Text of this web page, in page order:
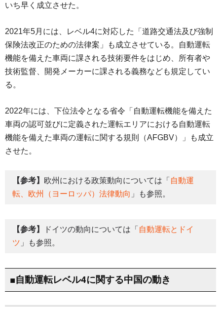
いち早く成立させた。
2021年5月には、レベル4に対応した「道路交通法及び強制
保険法改正のための法律案」も成立させている。自動運転
機能を備えた車両に課される技術要件をはじめ、所有者や
技術監督、開発メーカーに課される義務なども規定してい
る。
2022年には、下位法令となる省令「自動運転機能を備えた
車両の認可並びに定義された運転エリアにおける自動運転
機能を備えた車両の運転に関する規則（AFGBV）」も成立
させた。
【参考】 欧州における政策動向については「 自動運
転、欧州（ヨーロッパ）法律動向 」も参照。
【参考】 ドイツの動向については「 自動運転とドイ
ツ 」も参照。
■自動運転レベル4に関する中国の動き